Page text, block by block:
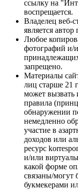
ссылку на
воспрещается.
Владелец веб-
является
Любое
фотографий и/
запрещено.
Материалы
лиц старше 21
может вызвать
правила
обнаружении
немедленно
участие в
доходов или
ресурс
и/или
какой форме
связаны/могут
букмекерами